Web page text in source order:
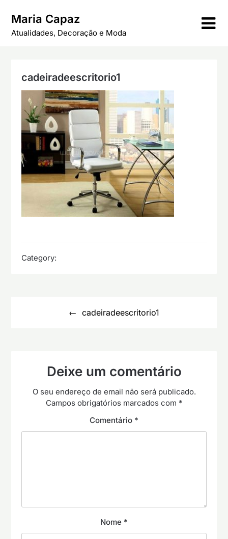
content
Maria Capaz
Atualidades, Decoração e Moda
cadeiradeescritorio1
Category:
cadeiradeescritorio1
Deixe um comentário
O seu endereço de email não será publicado.
Campos obrigatórios marcados com *
Comentário *
Nome *